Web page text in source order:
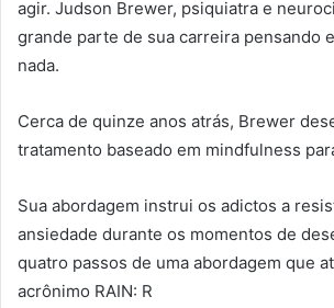
agir. Judson Brewer, psiquiatra e
grande parte de sua carreira pensando
nada.
Cerca de quinze anos atrás, Brewer
tratamento baseado em mindfulness
Sua abordagem instrui os adictos a
ansiedade durante os momentos de
quatro passos de uma abordagem que
acrônimo RAIN: R